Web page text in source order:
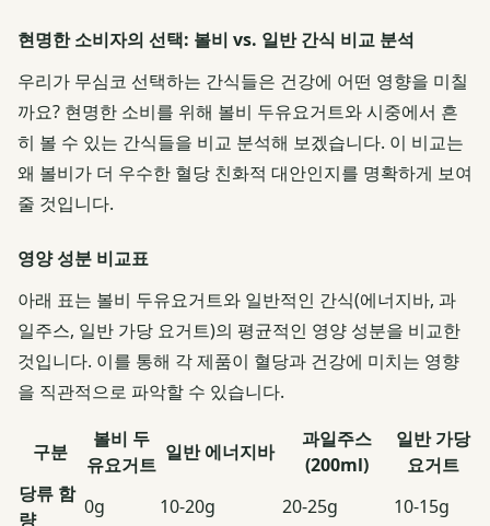
현명한 소비자의 선택: 볼비 vs. 일반 간식 비교 분석
우리가 무심코 선택하는 간식들은 건강에 어떤 영향을 미칠
까요? 현명한 소비를 위해 볼비 두유요거트와 시중에서 흔
히 볼 수 있는 간식들을 비교 분석해 보겠습니다. 이 비교는
왜 볼비가 더 우수한 혈당 친화적 대안인지를 명확하게 보여
줄 것입니다.
영양 성분 비교표
아래 표는 볼비 두유요거트와 일반적인 간식(에너지바, 과
일주스, 일반 가당 요거트)의 평균적인 영양 성분을 비교한
것입니다. 이를 통해 각 제품이 혈당과 건강에 미치는 영향
을 직관적으로 파악할 수 있습니다.
구분
볼비 두
유요거트
일반 에너지바
과일주스
(200ml)
일반 가당
요거트
당류 함
량
0g 10-20g 20-25g 10-15g